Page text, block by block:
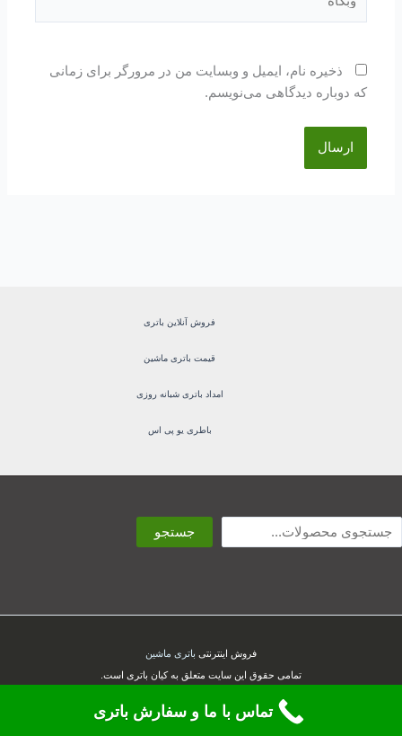
ذخیره نام، ایمیل و وبسایت من در مرورگر برای زمانی
که دوباره دیدگاهی می‌نویسم.
فروش آنلاین باتری
قیمت باتری ماشین
امداد باتری شبانه روزی
باطری یو پی اس
جستجو
فروش اینترنتی باتری ماشین
تمامی حقوق این سایت متعلق به کیان باتری است.
تماس با ما و سفارش باتری